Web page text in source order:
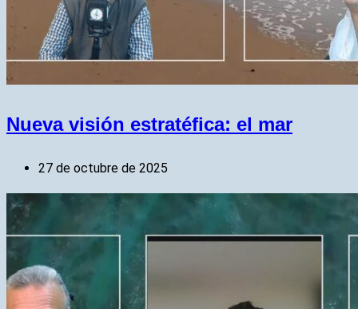
Nueva visión estratéfica: el mar
27 de octubre de 2025